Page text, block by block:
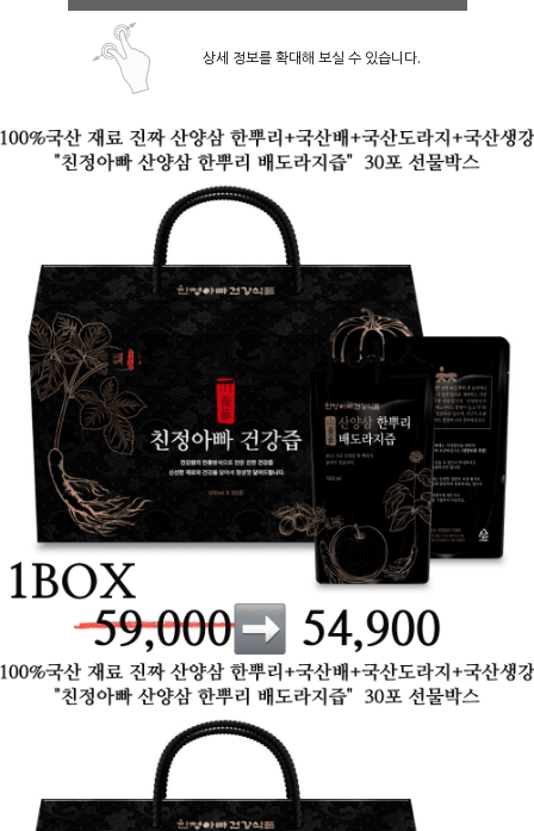
상세 정보를 확대해 보실 수 있습니다.